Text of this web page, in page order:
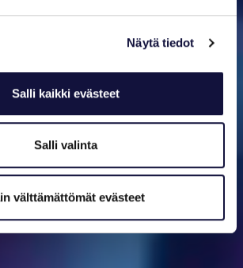
Näytä tiedot
Salli kaikki evästeet
Salli valinta
välttämättömät evästeet